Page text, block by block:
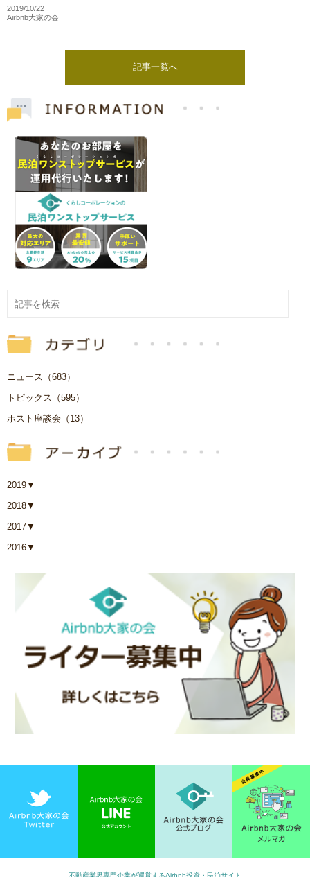
2019/10/22
Airbnb大家の会
記事一覧へ
ニュース（683）
トピックス（595）
ホスト座談会（13）
2019▼
2018▼
2017▼
2016▼
不動産業界専門企業が運営するAirbnb投資・民泊サイト